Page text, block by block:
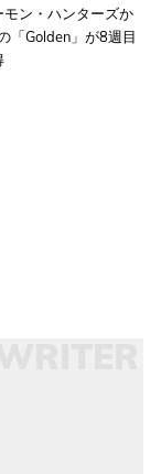
モン・ハンターズか
「Golden」が8週目